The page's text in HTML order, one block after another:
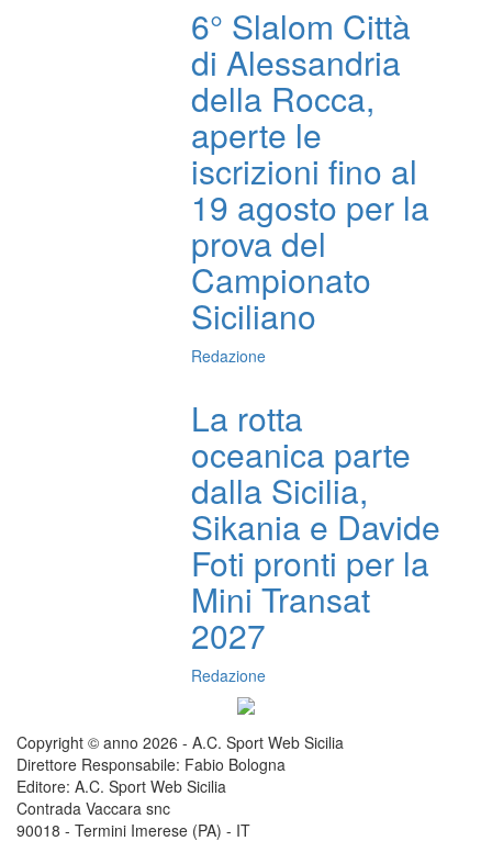
6° Slalom Città
di Alessandria
della Rocca,
aperte le
iscrizioni fino al
19 agosto per la
prova del
Campionato
Siciliano
Redazione
La rotta
oceanica parte
dalla Sicilia,
Sikania e Davide
Foti pronti per la
Mini Transat
2027
Redazione
Copyright © anno 2026 - A.C. Sport Web Sicilia
Direttore Responsabile: Fabio Bologna
Editore: A.C. Sport Web Sicilia
Contrada Vaccara snc
90018 - Termini Imerese (PA) - IT